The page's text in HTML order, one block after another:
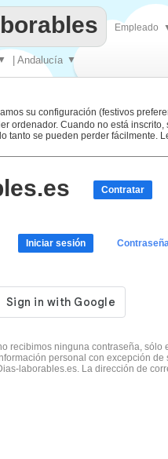
| Andalucía ▼
Empleado
su configuración (festivos
ordenador. Cuando no está inscrito,
tanto se pueden perder fácilmente.
Contratar
Iniciar sesión
recibimos ninguna contraseña, sólo
personal con excepción de
laborables.es. La dirección de